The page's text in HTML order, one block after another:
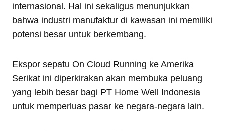
internasional. Hal ini sekaligus menunjukkan
bahwa industri manufaktur di kawasan ini memiliki
potensi besar untuk berkembang.
Ekspor sepatu On Cloud Running ke Amerika
Serikat ini diperkirakan akan membuka peluang
yang lebih besar bagi PT Home Well Indonesia
untuk memperluas pasar ke negara-negara lain.